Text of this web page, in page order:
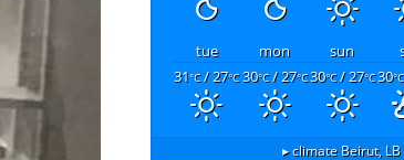
sun
mon
tue
30°C
30°C/ 27°C
30°C/ 27°C
31°C/ 27°C
Beirut, LB